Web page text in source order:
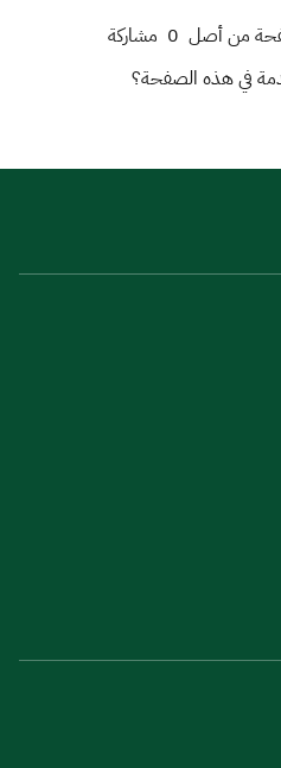
من أصل 0 مشاركة
في هذه الصفحة؟